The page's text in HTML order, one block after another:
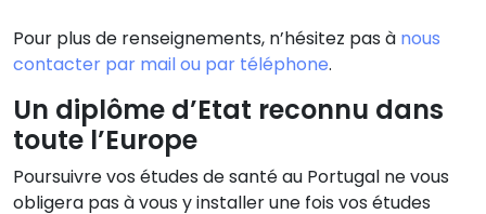
Pour plus de renseignements, n’hésitez pas à nous
contacter par mail ou par téléphone.
Un diplôme d’Etat reconnu dans
toute l’Europe
Poursuivre vos études de santé au Portugal ne vous
obligera pas à vous y installer une fois vos études